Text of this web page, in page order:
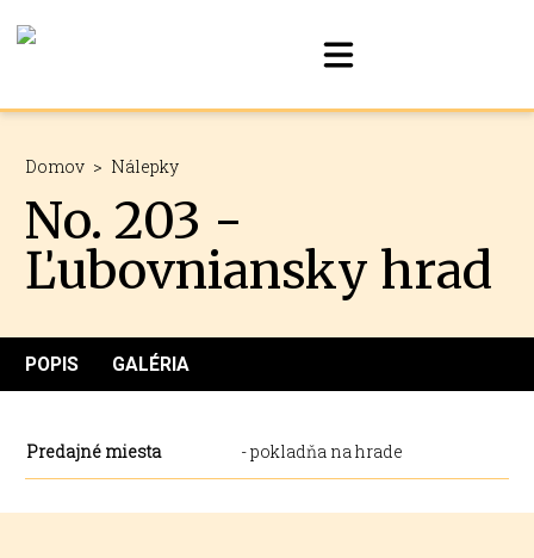
Domov > Nálepky
No. 203 -
Ľubovniansky hrad
POPIS GALÉRIA
Predajné miesta - pokladňa na hrade